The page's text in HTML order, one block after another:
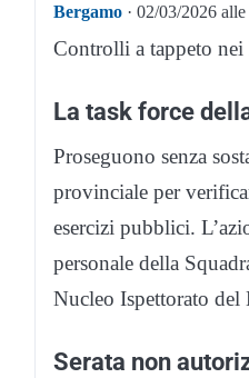
Bergamo · 02/03/2026
Controlli a tappeto
La task force
Proseguono senza
provinciale per
esercizi pubblici.
personale della
Nucleo Ispettorato
Serata non